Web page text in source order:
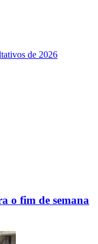
de 2026
o fim de semana